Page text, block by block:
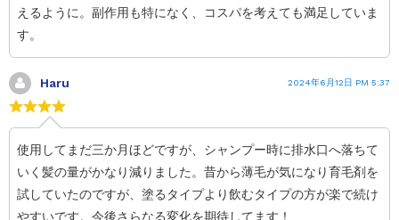
えるように。副作用も特になく、コスパを考えても満足していま
す。
Haru 2024年6月12日 PM 5:37
使用してまだ三か月ほどですが、シャンプー時に排水口へ落ちて
いく髪の量がかなり減りました。昔から薄毛が気になり育毛剤を
試していたのですが、塗るタイプより飲むタイプの方が楽で続け
やすいです。今後さらなる変化を期待してます！